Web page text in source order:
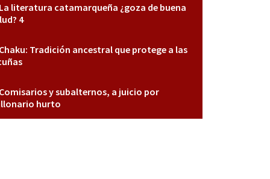
La literatura catamarqueña ¿goza de buena
4
Chaku: Tradición ancestral que protege a las
Comisarios y subalternos, a juicio por
hurto